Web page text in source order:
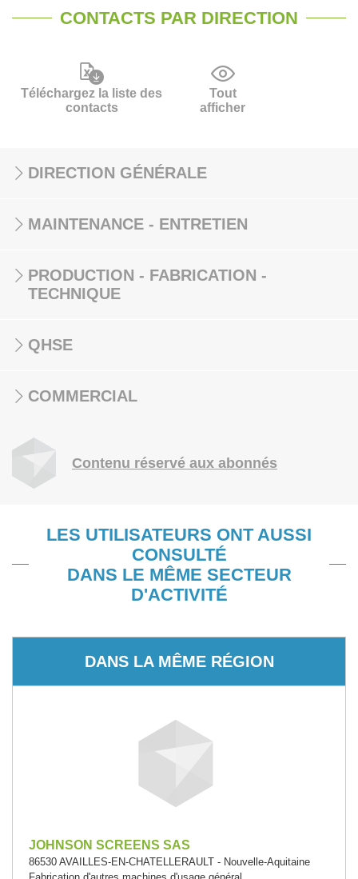
CONTACTS PAR DIRECTION
Téléchargez la liste des
contacts
Tout
afficher
DIRECTION GÉNÉRALE
MAINTENANCE - ENTRETIEN
PRODUCTION - FABRICATION -
TECHNIQUE
QHSE
COMMERCIAL
Contenu réservé aux abonnés
LES UTILISATEURS ONT AUSSI
CONSULTÉ
DANS LE MÊME SECTEUR
D'ACTIVITÉ
DANS LA MÊME RÉGION
JOHNSON SCREENS SAS
86530 AVAILLES-EN-CHATELLERAULT - Nouvelle-Aquitaine